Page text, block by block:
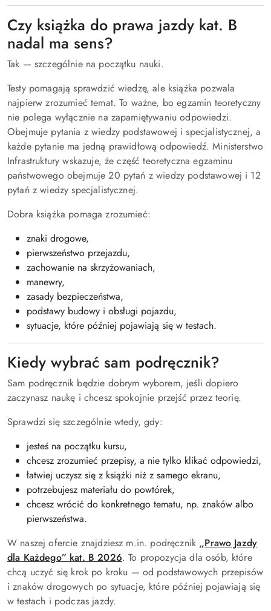
Czy książka do prawa jazdy kat. B
nadal ma sens?
Tak — szczególnie na początku nauki.
Testy pomagają sprawdzić wiedzę, ale książka pozwala
najpierw zrozumieć temat. To ważne, bo egzamin teoretyczny
nie polega wyłącznie na zapamiętywaniu odpowiedzi.
Obejmuje pytania z wiedzy podstawowej i specjalistycznej, a
każde pytanie ma jedną prawidłową odpowiedź. Ministerstwo
Infrastruktury wskazuje, że część teoretyczna egzaminu
państwowego obejmuje 20 pytań z wiedzy podstawowej i 12
pytań z wiedzy specjalistycznej.
Dobra książka pomaga zrozumieć:
znaki drogowe,
pierwszeństwo przejazdu,
zachowanie na skrzyżowaniach,
manewry,
zasady bezpieczeństwa,
podstawy budowy i obsługi pojazdu,
sytuacje, które później pojawiają się w testach.
Kiedy wybrać sam podręcznik?
Sam podręcznik będzie dobrym wyborem, jeśli dopiero
zaczynasz naukę i chcesz spokojnie przejść przez teorię.
Sprawdzi się szczególnie wtedy, gdy:
jesteś na początku kursu,
chcesz zrozumieć przepisy, a nie tylko klikać odpowiedzi,
łatwiej uczysz się z książki niż z samego ekranu,
potrzebujesz materiału do powtórek,
chcesz wrócić do konkretnego tematu, np. znaków albo
pierwszeństwa.
W naszej ofercie znajdziesz m.in. podręcznik „Prawo Jazdy
dla Każdego” kat. B 2026. To propozycja dla osób, które
chcą uczyć się krok po kroku — od podstawowych przepisów
i znaków drogowych po sytuacje, które później pojawiają się
w testach i podczas jazdy.